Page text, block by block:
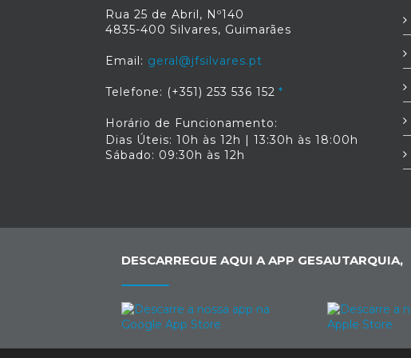
Rua 25 de Abril, Nº140
4835-400 Silvares, Guimarães
Email: geral@jfsilvares.pt
Telefone: (+351) 253 536 152
Horário de Funcionamento:
Dias Úteis: 10h às 12h | 13:30h às 18:00h
Sábado: 09:30h às 12h
DESCARREGUE AQUI A APP GESAUTARQUIA,